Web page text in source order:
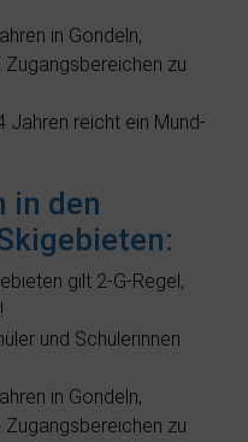
in Gondeln,
zu
Jahren reicht ein Mund-
in den
gilt 2-G-Regel,
und Schülerinnen
in Gondeln,
zu